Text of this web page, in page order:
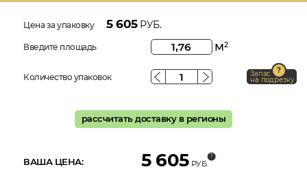
Цена за упаковку 5 605РУБ.
Введите площадь м2
Количество упаковок Запас
на подрезку
рассчитать доставку в регионы
ВАША ЦЕНА: 5 605 РУБ.